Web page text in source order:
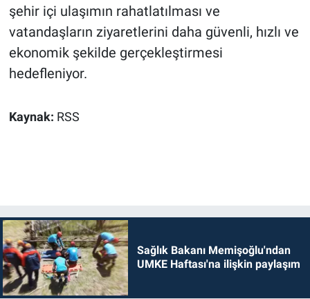
şehir içi ulaşımın rahatlatılması ve
vatandaşların ziyaretlerini daha güvenli, hızlı ve
ekonomik şekilde gerçekleştirmesi
hedefleniyor.
Kaynak: RSS
Sağlık Bakanı Memişoğlu'ndan
UMKE Haftası'na ilişkin paylaşım